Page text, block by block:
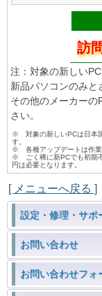
訪
注：対象の新しい
新品パソコンのみと
その他のメーカーの
さい。
※ 対象の新しいPCは日本
す。
※ 各種アップデートは作業
※ ごく稀に新PCでも初期
円は必要となります。
[ メニューへ戻る ]
設定・修理・サポ
お問い合わせ
お問い合わせフォ